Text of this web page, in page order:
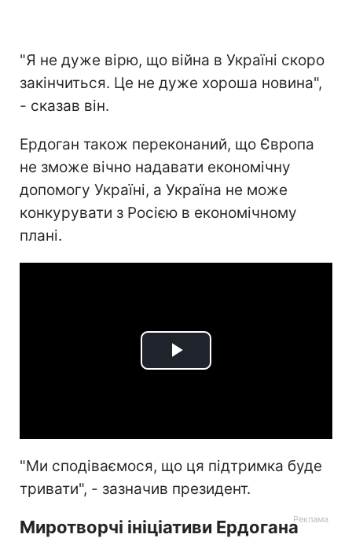
"Я не дуже вірю, що війна в Україні скоро
закінчиться. Це не дуже хороша новина",
- сказав він.
Ердоган також переконаний, що Європа
не зможе вічно надавати економічну
допомогу Україні, а Україна не може
конкурувати з Росією в економічному
плані.
Play
"Ми сподіваємося, що ця підтримка буде
тривати", - зазначив президент.
Миротворчі ініціативи Ердогана